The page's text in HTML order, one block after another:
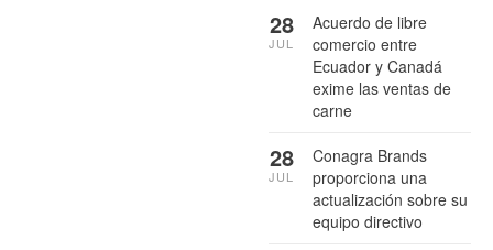
Acuerdo de libre
comercio entre
Ecuador y Canadá
exime las ventas de
carne
28
JUL
Conagra Brands
proporciona una
actualización sobre su
equipo directivo
28
JUL